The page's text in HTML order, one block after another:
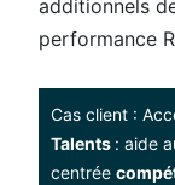
additionnels
performance
Cas client :
Talents : aide
centrée